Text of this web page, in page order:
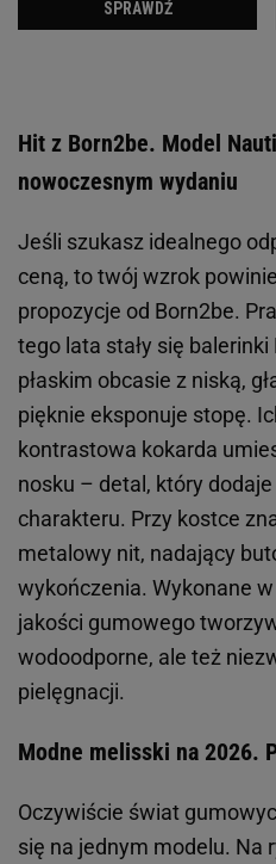
Hit z Born2be. Model
nowoczesnym wydaniu
Jeśli szukasz idealnego
ceną, to twój wzrok
propozycje od Born2be.
tego lata stały się
płaskim obcasie z niską,
pięknie eksponuje stopę.
kontrastowa kokarda
nosku – detal, który
charakteru. Przy kostce
metalowy nit, nadający
wykończenia. Wykonane
jakości gumowego
wodoodporne, ale też
pielęgnacji.
Modne melisski na 2026.
Oczywiście świat
się na jednym modelu. Na